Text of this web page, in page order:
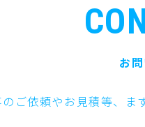
お
ご依頼やお見積等、ま